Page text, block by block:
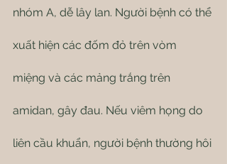
nhóm A, dễ lây lan. Người bệnh có thể
xuất hiện các đốm đỏ trên vòm
miệng và các mảng trắng trên
amidan, gây đau. Nếu viêm họng do
liên cầu khuẩn, người bệnh thường hôi